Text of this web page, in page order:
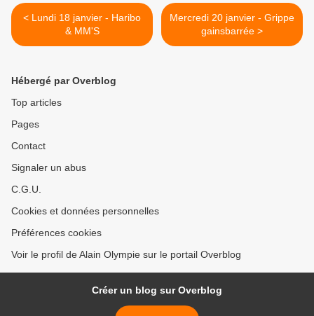
< Lundi 18 janvier - Haribo
& MM'S
Mercredi 20 janvier - Grippe
gainsbarrée >
Hébergé par Overblog
Top articles
Pages
Contact
Signaler un abus
C.G.U.
Cookies et données personnelles
Préférences cookies
Voir le profil de Alain Olympie sur le portail Overblog
Créer un blog sur Overblog